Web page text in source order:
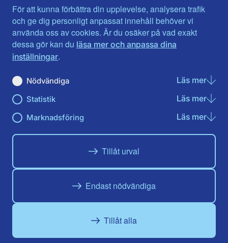
För att kunna förbättra din upplevelse, analysera trafik
och ge dig personligt anpassat innehåll behöver vi
använda oss av cookies. Är du osäker på vad exakt
dessa gör kan du läsa mer och anpassa dina
inställningar.
Nödvändiga Läs merom
Statistik Läs merom
Marknadsföring Läs merom
Tillåt urval
Endast nödvändiga
Tillåt alla
Jämtlands län
Jönköpings län
Kalmar län
Kronobergs län
Norrbotten
Skåne län
Västra Götaland
Västernorrland
Västmanland
Örebro län
Östergötland
Du hittar oss här på sociala medier
Facebook
Instagram